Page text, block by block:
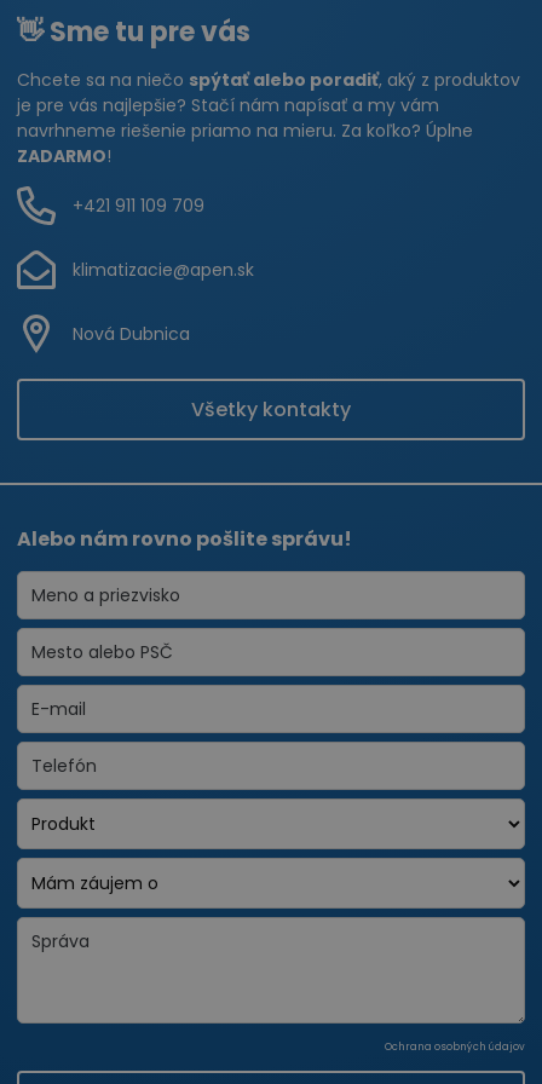
👋 Sme tu pre vás
Chcete sa na niečo spýtať alebo poradiť, aký z produktov
je pre vás najlepšie? Stačí nám napísať a my vám
navrhneme riešenie priamo na mieru. Za koľko? Úplne
ZADARMO!
+421 911 109 709
klimatizacie@apen.sk
Nová Dubnica
Všetky kontakty
Alebo nám rovno pošlite správu!
Ochrana osobných údajov